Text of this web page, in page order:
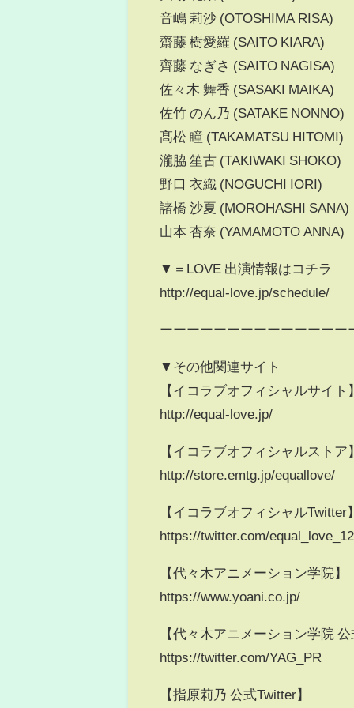
音嶋 莉沙 (OTOSHIMA RISA)
齋藤 樹愛羅 (SAITO KIARA)
齊藤 なぎさ (SAITO NAGISA)
佐々木 舞香 (SASAKI MAIKA)
佐竹 のん乃 (SATAKE NONNO)
髙松 瞳 (TAKAMATSU HITOMI)
瀧脇 笙古 (TAKIWAKI SHOKO)
野口 衣織 (NOGUCHI IORI)
諸橋 沙夏 (MOROHASHI SANA)
山本 杏奈 (YAMAMOTO ANNA)
▼＝LOVE 出演情報はコチラ
http://equal-love.jp/schedule/
ーーーーーーーーーーーーーー
▼その他関連サイト
【イコラブオフィシャルサイト】
http://equal-love.jp/
【イコラブオフィシャルストア】
http://store.emtg.jp/equallove/
【イコラブオフィシャルTwitter】
https://twitter.com/equal_love_12
【代々木アニメーション学院】
https://www.yoani.co.jp/
【代々木アニメーション学院 公
https://twitter.com/YAG_PR
【指原莉乃 公式Twitter】